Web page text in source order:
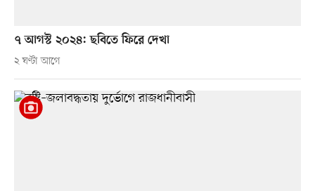
৭ আগস্ট ২০২৪: ছবিতে ফিরে দেখা
২ ঘণ্টা আগে